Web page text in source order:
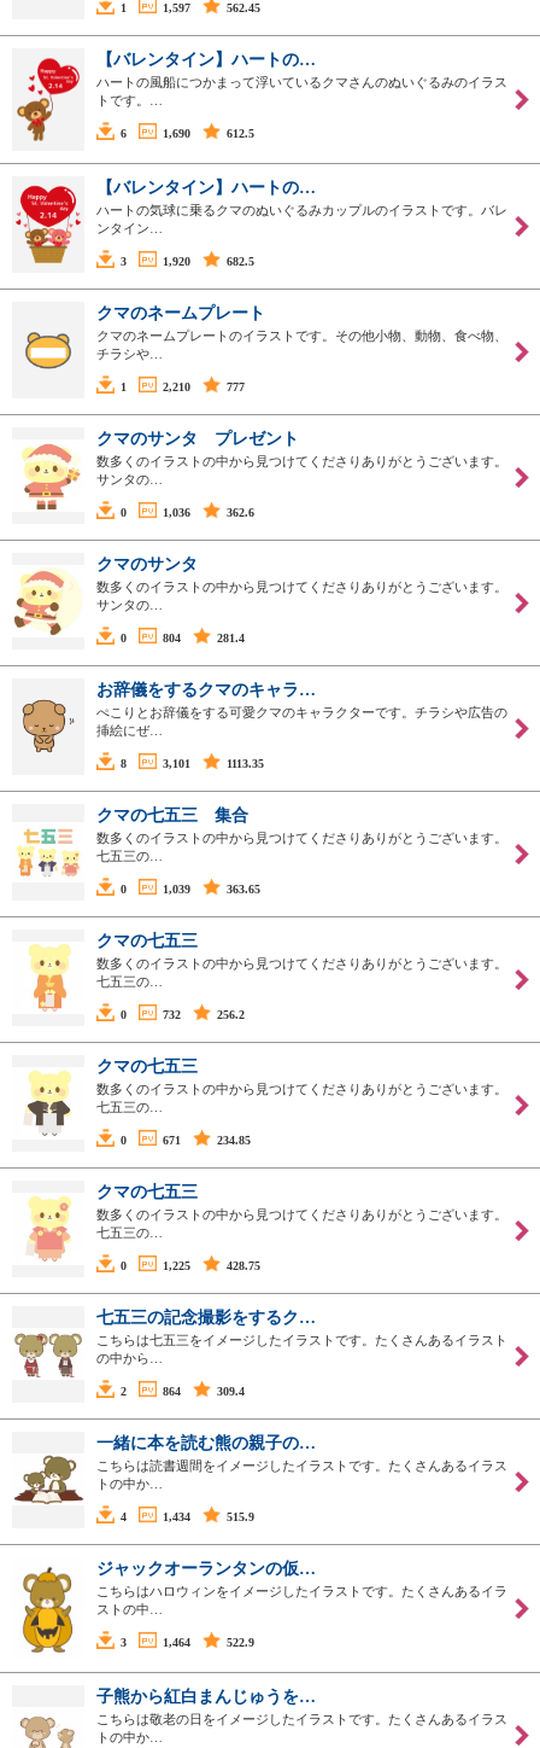
1 1,597 562.45
【バレンタイン】ハートの…
ハートの風船につかまって浮いているクマさんのぬいぐるみのイラス
トです。…
6 1,690 612.5
【バレンタイン】ハートの…
ハートの気球に乗るクマのぬいぐるみカップルのイラストです。バレ
ンタイン…
3 1,920 682.5
クマのネームプレート
クマのネームプレートのイラストです。その他小物、動物、食べ物、
チラシや…
1 2,210 777
クマのサンタ プレゼント
数多くのイラストの中から見つけてくださりありがとうございます。
サンタの…
0 1,036 362.6
クマのサンタ
数多くのイラストの中から見つけてくださりありがとうございます。
サンタの…
0 804 281.4
お辞儀をするクマのキャラ…
ぺこりとお辞儀をする可愛クマのキャラクターです。チラシや広告の
挿絵にぜ…
8 3,101 1113.35
クマの七五三 集合
数多くのイラストの中から見つけてくださりありがとうございます。
七五三の…
0 1,039 363.65
クマの七五三
数多くのイラストの中から見つけてくださりありがとうございます。
七五三の…
0 732 256.2
クマの七五三
数多くのイラストの中から見つけてくださりありがとうございます。
七五三の…
0 671 234.85
クマの七五三
数多くのイラストの中から見つけてくださりありがとうございます。
七五三の…
0 1,225 428.75
七五三の記念撮影をするク…
こちらは七五三をイメージしたイラストです。たくさんあるイラスト
の中から…
2 864 309.4
一緒に本を読む熊の親子の…
こちらは読書週間をイメージしたイラストです。たくさんあるイラス
トの中か…
4 1,434 515.9
ジャックオーランタンの仮…
こちらはハロウィンをイメージしたイラストです。たくさんあるイラ
ストの中…
3 1,464 522.9
子熊から紅白まんじゅうを…
こちらは敬老の日をイメージしたイラストです。たくさんあるイラス
トの中か…